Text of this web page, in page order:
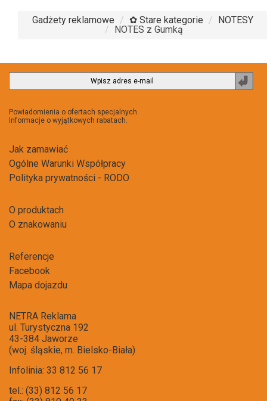
Gadżety reklamowe ✿ Stare kategorie
NOTESY
NOTES z Gumką
Powiadomienia o ofertach specjalnych.
Informacje o wyjątkowych rabatach.
Jak zamawiać
Ogólne Warunki Współpracy
Polityka prywatności - RODO
O produktach
O znakowaniu
Referencje
Facebook
Mapa dojazdu
NETRA Reklama
ul. Turystyczna 192
43-384 Jaworze
(woj. śląskie, m. Bielsko-Biała)
Infolinia: 33 812 56 17
tel.: (33) 812 56 17